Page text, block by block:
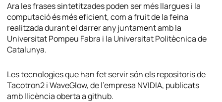
Ara les frases sintetitzades poden ser més llargues i la
computació és més eficient, com a fruit de la feina
realitzada durant el darrer any juntament amb la
Universitat Pompeu Fabra i la Universitat Politècnica de
Catalunya.
Les tecnologies que han fet servir són els repositoris de
Tacotron2 i WaveGlow, de l’empresa NVIDIA, publicats
amb llicència oberta a github.